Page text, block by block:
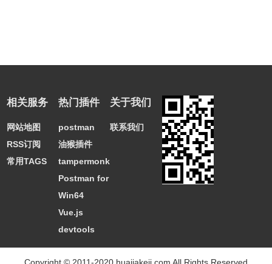
相关服务
网站地图
RSS订阅
常用TAGS
热门插件
postman
油猴插件
tampermonkey
Postman for
Win64
Vue.js
devtools
关于我们
联系我们